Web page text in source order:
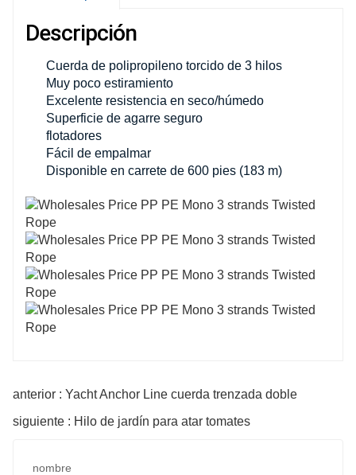
Descripción
Cuerda de polipropileno torcido de 3 hilos
Muy poco estiramiento
Excelente resistencia en seco/húmedo
Superficie de agarre seguro
flotadores
Fácil de empalmar
Disponible en carrete de 600 pies (183 m)
anterior : Yacht Anchor Line cuerda trenzada doble
siguiente : Hilo de jardín para atar tomates
nombre